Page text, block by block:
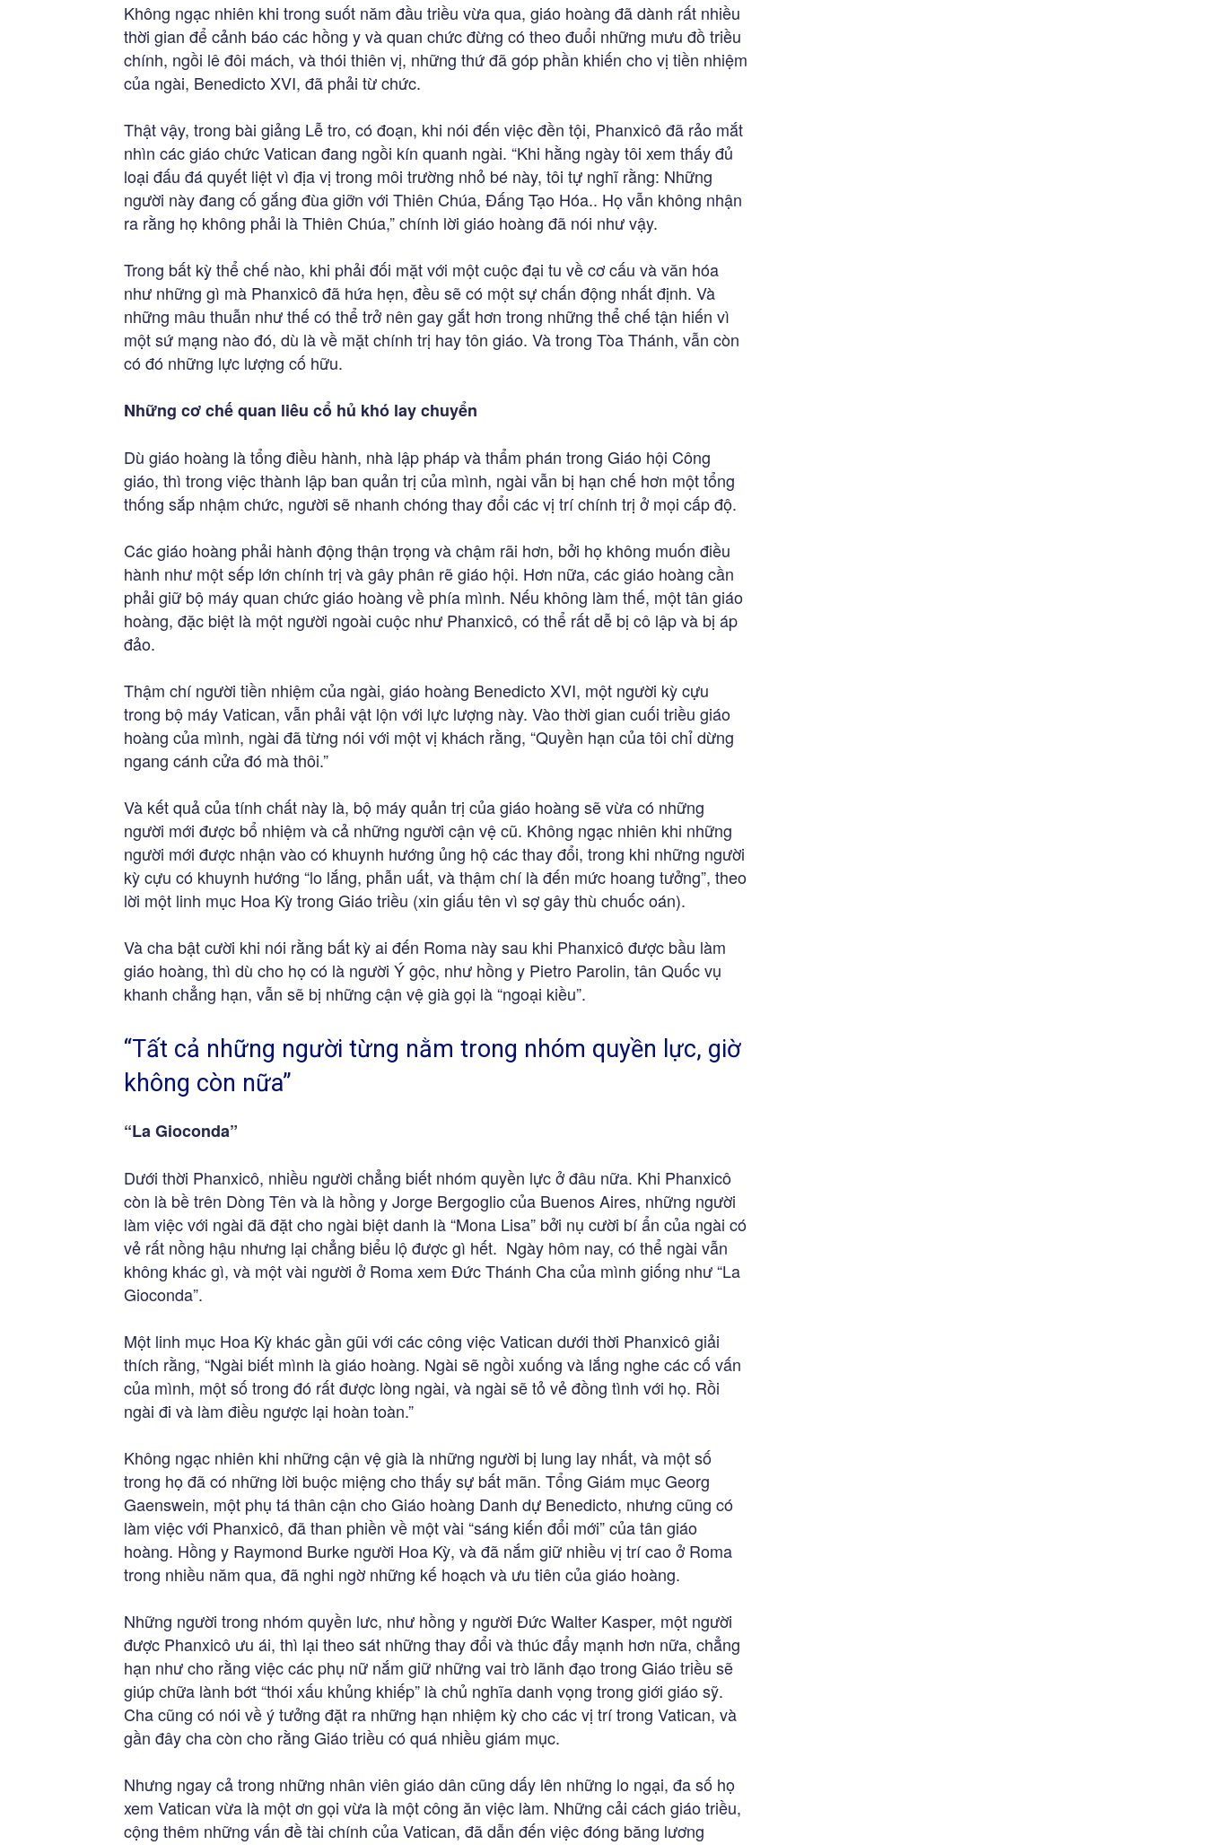
Không ngạc nhiên khi trong suốt năm đầu triều vừa qua, giáo hoàng đã dành rất nhiều
thời gian để cảnh báo các hồng y và quan chức đừng có theo đuổi những mưu đồ triều
chính, ngồi lê đôi mách, và thói thiên vị, những thứ đã góp phần khiến cho vị tiền nhiệm
của ngài, Benedicto XVI, đã phải từ chức.
Thật vậy, trong bài giảng Lễ tro, có đoạn, khi nói đến việc đền tội, Phanxicô đã rảo mắt
nhìn các giáo chức Vatican đang ngồi kín quanh ngài. “Khi hằng ngày tôi xem thấy đủ
loại đấu đá quyết liệt vì địa vị trong môi trường nhỏ bé này, tôi tự nghĩ rằng: Những
người này đang cố gắng đùa giỡn với Thiên Chúa, Đấng Tạo Hóa.. Họ vẫn không nhận
ra rằng họ không phải là Thiên Chúa,” chính lời giáo hoàng đã nói như vậy.
Trong bất kỳ thể chế nào, khi phải đối mặt với một cuộc đại tu về cơ cấu và văn hóa
như những gì mà Phanxicô đã hứa hẹn, đều sẽ có một sự chấn động nhất định. Và
những mâu thuẫn như thế có thể trở nên gay gắt hơn trong những thể chế tận hiến vì
một sứ mạng nào đó, dù là về mặt chính trị hay tôn giáo. Và trong Tòa Thánh, vẫn còn
có đó những lực lượng cố hữu.
Những cơ chế quan liêu cổ hủ khó lay chuyển
Dù giáo hoàng là tổng điều hành, nhà lập pháp và thẩm phán trong Giáo hội Công
giáo, thì trong việc thành lập ban quản trị của mình, ngài vẫn bị hạn chế hơn một tổng
thống sắp nhậm chức, người sẽ nhanh chóng thay đổi các vị trí chính trị ở mọi cấp độ.
Các giáo hoàng phải hành động thận trọng và chậm rãi hơn, bởi họ không muốn điều
hành như một sếp lớn chính trị và gây phân rẽ giáo hội. Hơn nữa, các giáo hoàng cần
phải giữ bộ máy quan chức giáo hoàng về phía mình. Nếu không làm thế, một tân giáo
hoàng, đặc biệt là một người ngoài cuộc như Phanxicô, có thể rất dễ bị cô lập và bị áp
đảo.
Thậm chí người tiền nhiệm của ngài, giáo hoàng Benedicto XVI, một người kỳ cựu
trong bộ máy Vatican, vẫn phải vật lộn với lực lượng này. Vào thời gian cuối triều giáo
hoàng của mình, ngài đã từng nói với một vị khách rằng, “Quyền hạn của tôi chỉ dừng
ngang cánh cửa đó mà thôi.”
Và kết quả của tính chất này là, bộ máy quản trị của giáo hoàng sẽ vừa có những
người mới được bổ nhiệm và cả những người cận vệ cũ. Không ngạc nhiên khi những
người mới được nhận vào có khuynh hướng ủng hộ các thay đổi, trong khi những người
kỳ cựu có khuynh hướng “lo lắng, phẫn uất, và thậm chí là đến mức hoang tưởng”, theo
lời một linh mục Hoa Kỳ trong Giáo triều (xin giấu tên vì sợ gây thù chuốc oán).
Và cha bật cười khi nói rằng bất kỳ ai đến Roma này sau khi Phanxicô được bầu làm
giáo hoàng, thì dù cho họ có là người Ý gộc, như hồng y Pietro Parolin, tân Quốc vụ
khanh chẳng hạn, vẫn sẽ bị những cận vệ già gọi là “ngoại kiều”.
“Tất cả những người từng nằm trong nhóm quyền lực, giờ
không còn nữa”
“La Gioconda”
Dưới thời Phanxicô, nhiều người chẳng biết nhóm quyền lực ở đâu nữa. Khi Phanxicô
còn là bề trên Dòng Tên và là hồng y Jorge Bergoglio của Buenos Aires, những người
làm việc với ngài đã đặt cho ngài biệt danh là “Mona Lisa” bởi nụ cười bí ẩn của ngài có
vẻ rất nồng hậu nhưng lại chẳng biểu lộ được gì hết. Ngày hôm nay, có thể ngài vẫn
không khác gì, và một vài người ở Roma xem Đức Thánh Cha của mình giống như “La
Gioconda”.
Một linh mục Hoa Kỳ khác gần gũi với các công việc Vatican dưới thời Phanxicô giải
thích rằng, “Ngài biết mình là giáo hoàng. Ngài sẽ ngồi xuống và lắng nghe các cố vấn
của mình, một số trong đó rất được lòng ngài, và ngài sẽ tỏ vẻ đồng tình với họ. Rồi
ngài đi và làm điều ngược lại hoàn toàn.”
Không ngạc nhiên khi những cận vệ già là những người bị lung lay nhất, và một số
trong họ đã có những lời buộc miệng cho thấy sự bất mãn. Tổng Giám mục Georg
Gaenswein, một phụ tá thân cận cho Giáo hoàng Danh dự Benedicto, nhưng cũng có
làm việc với Phanxicô, đã than phiền về một vài “sáng kiến đổi mới” của tân giáo
hoàng. Hồng y Raymond Burke người Hoa Kỳ, và đã nắm giữ nhiều vị trí cao ở Roma
trong nhiều năm qua, đã nghi ngờ những kế hoạch và ưu tiên của giáo hoàng.
Những người trong nhóm quyền lưc, như hồng y người Đức Walter Kasper, một người
được Phanxicô ưu ái, thì lại theo sát những thay đổi và thúc đẩy mạnh hơn nữa, chẳng
hạn như cho rằng việc các phụ nữ nắm giữ những vai trò lãnh đạo trong Giáo triều sẽ
giúp chữa lành bớt “thói xấu khủng khiếp” là chủ nghĩa danh vọng trong giới giáo sỹ.
Cha cũng có nói về ý tưởng đặt ra những hạn nhiệm kỳ cho các vị trí trong Vatican, và
gần đây cha còn cho rằng Giáo triều có quá nhiều giám mục.
Nhưng ngay cả trong những nhân viên giáo dân cũng dấy lên những lo ngại, đa số họ
xem Vatican vừa là một ơn gọi vừa là một công ăn việc làm. Những cải cách giáo triều,
cộng thêm những vấn đề tài chính của Vatican, đã dẫn đến việc đóng băng lương